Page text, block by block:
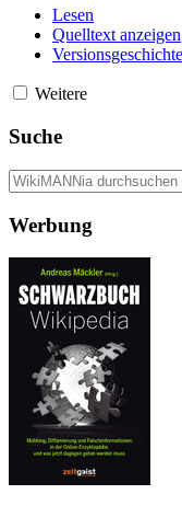
Lesen
Quelltext anzeigen
Versionsgeschichte
Weitere
Suche
Werbung